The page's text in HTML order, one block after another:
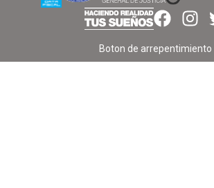
Boton de arrepentimiento